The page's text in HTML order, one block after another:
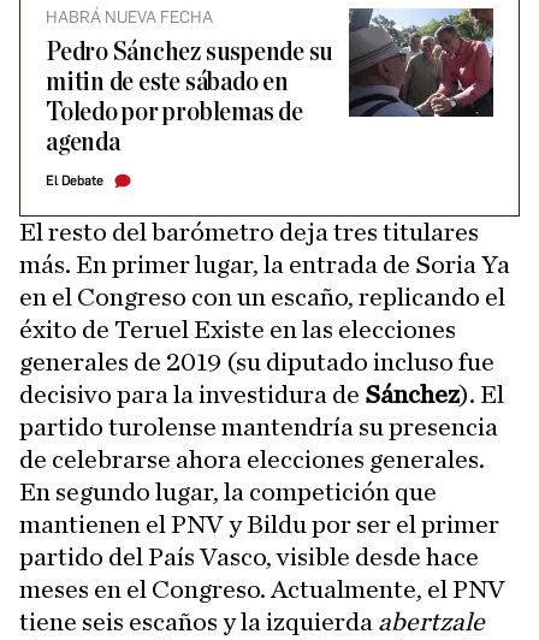
HABRÁ NUEVA FECHA
Pedro Sánchez suspende su
mitin de este sábado en
Toledo por problemas de
agenda
El Debate
El resto del barómetro deja tres titulares
más. En primer lugar, la entrada de Soria Ya
en el Congreso con un escaño, replicando el
éxito de Teruel Existe en las elecciones
generales de 2019 (su diputado incluso fue
decisivo para la investidura de Sánchez). El
partido turolense mantendría su presencia
de celebrarse ahora elecciones generales.
En segundo lugar, la competición que
mantienen el PNV y Bildu por ser el primer
partido del País Vasco, visible desde hace
meses en el Congreso. Actualmente, el PNV
tiene seis escaños y la izquierda abertzale